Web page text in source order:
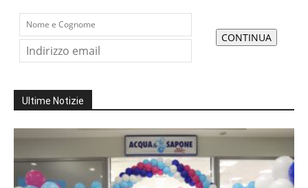
Ultime Notizie